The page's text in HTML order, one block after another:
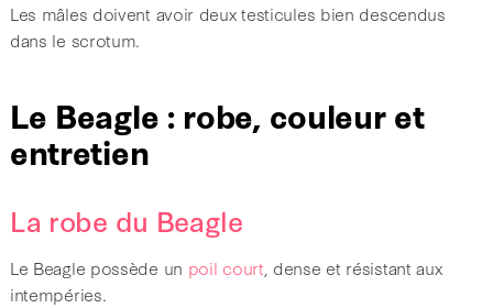
Les mâles doivent avoir deux testicules bien descendus
dans le scrotum.
Le Beagle : robe, couleur et
entretien
La robe du Beagle
Le Beagle possède un poil court, dense et résistant aux
intempéries.